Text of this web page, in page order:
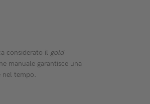
considerato il gold
manuale garantisce una
nel tempo.